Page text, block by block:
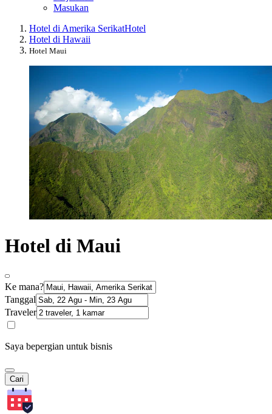
Masukan
Hotel di Amerika SerikatHotel
Hotel di Hawaii
Hotel Maui
Hotel di Maui
Ke mana?
Tanggal
Traveler
Saya bepergian untuk bisnis
Cari